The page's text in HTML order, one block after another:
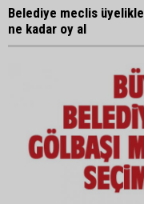
Belediye meclis
ne kadar oy al